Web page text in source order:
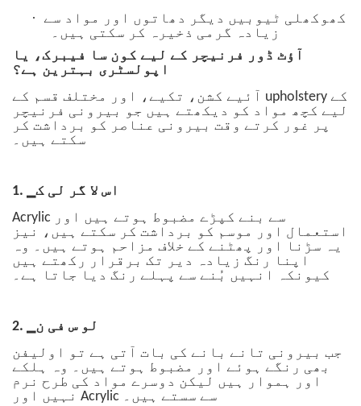
·
زیادہ گرمی ذخیرہ کر سکتی ہیں۔
آؤٹ ڈور فرنیچر کے لیے کون سا فیبرک، یا
اپولسٹری بہترین ہے؟
آئیے کشن، تکیے، اور مختلف قسم کے upholstery کے
لیے کچھ مواد کو دیکھتے ہیں جو بیرونی فرنیچر
پر غور کرتے وقت بیرونی عناصر کو برداشت کر
سکتے ہیں۔
1. ▁اس لا گر لی ک
Acrylic سے بنے کپڑے مضبوط ہوتے ہیں اور
استعمال اور موسم کو برداشت کر سکتے ہیں، نیز
یہ سڑنا اور پھٹنے کے خلاف مزاحم ہوتے ہیں۔ وہ
اپنا رنگ زیادہ دیر تک برقرار رکھتے ہیں
کیونکہ انہیں بُنے سے پہلے رنگ دیا جاتا ہے۔
2. ▁لو س فی ن
جب بیرونی تانے بانے کی بات آتی ہے تو اولیفن
بھی رنگے ہوئے اور مضبوط ہوتے ہیں۔ وہ ہلکے
اور ہموار ہیں لیکن دوسرے مواد کی طرح نرم
نہیں اور Acrylic سے سستے ہیں۔